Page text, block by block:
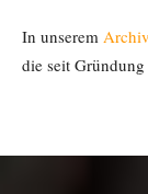
In unserem Archiv
die seit